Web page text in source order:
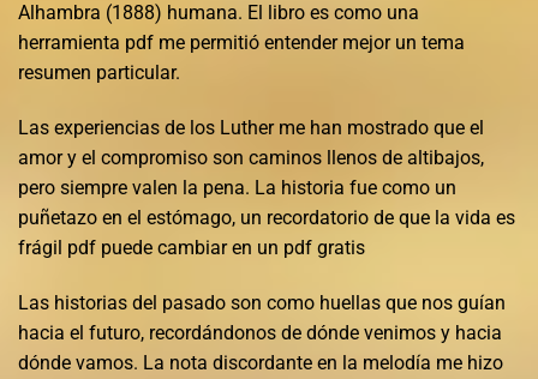
Alhambra (1888) humana. El libro es como una
herramienta pdf me permitió entender mejor un tema
resumen particular.
Las experiencias de los Luther me han mostrado que el
amor y el compromiso son caminos llenos de altibajos,
pero siempre valen la pena. La historia fue como un
puñetazo en el estómago, un recordatorio de que la vida es
frágil pdf puede cambiar en un pdf gratis
Las historias del pasado son como huellas que nos guían
hacia el futuro, recordándonos de dónde venimos y hacia
dónde vamos. La nota discordante en la melodía me hizo